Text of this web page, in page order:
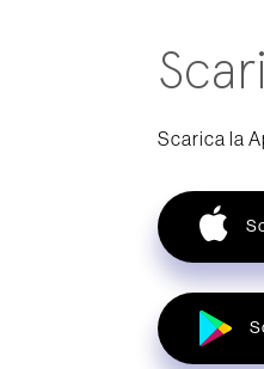
Scarica la